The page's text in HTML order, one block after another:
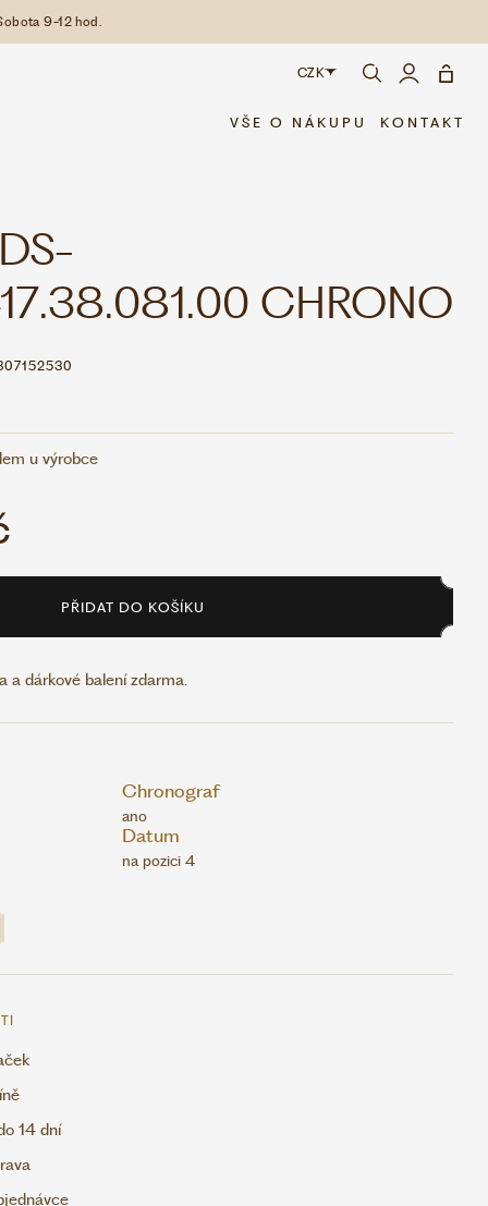
9-12 hod.
CZK
CZK
VŠE O NÁKUPU KONTAKT
CHRONO
u výrobce
PŘIDAT DO KOŠÍKU
a dárkové balení zdarma.
Chronograf
ano
Datum
na pozici 4
14 dní